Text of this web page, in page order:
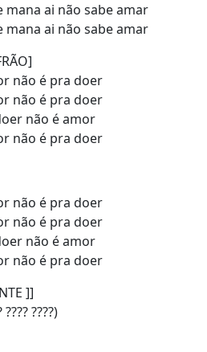
mana ai não sabe amar
mana ai não sabe amar
não é pra doer
não é pra doer
não é amor
não é pra doer
não é pra doer
não é pra doer
não é amor
não é pra doer
]]
???? ????)